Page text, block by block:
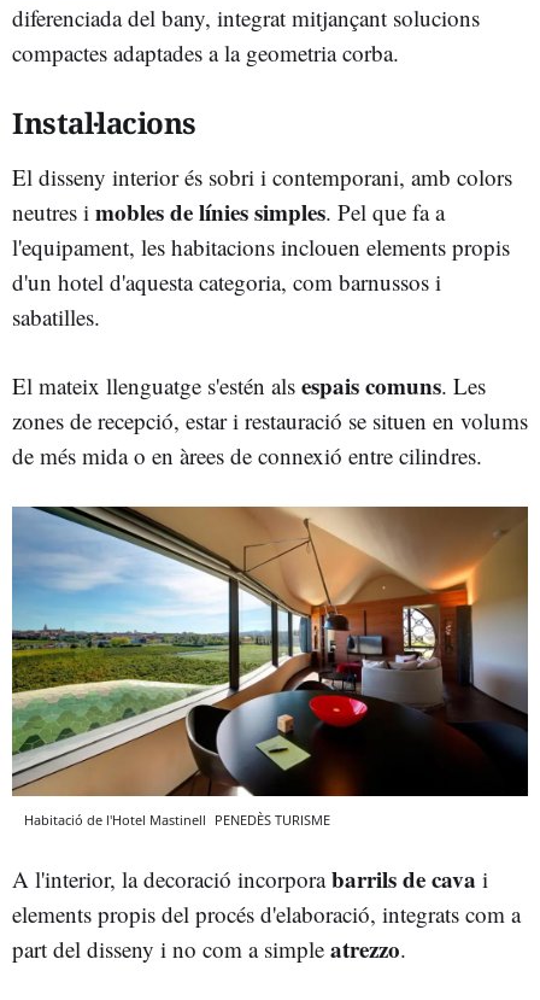
diferenciada del bany, integrat mitjançant solucions
compactes adaptades a la geometria corba.
Instal·lacions
El disseny interior és sobri i contemporani, amb colors
neutres i mobles de línies simples. Pel que fa a
l'equipament, les habitacions inclouen elements propis
d'un hotel d'aquesta categoria, com barnussos i
sabatilles.
El mateix llenguatge s'estén als espais comuns. Les
zones de recepció, estar i restauració se situen en volums
de més mida o en àrees de connexió entre cilindres.
Habitació de l'Hotel Mastinell PENEDÈS TURISME
A l'interior, la decoració incorporabarrils de cava i
elements propis del procés d'elaboració, integrats com a
part del disseny i no com a simple atrezzo.